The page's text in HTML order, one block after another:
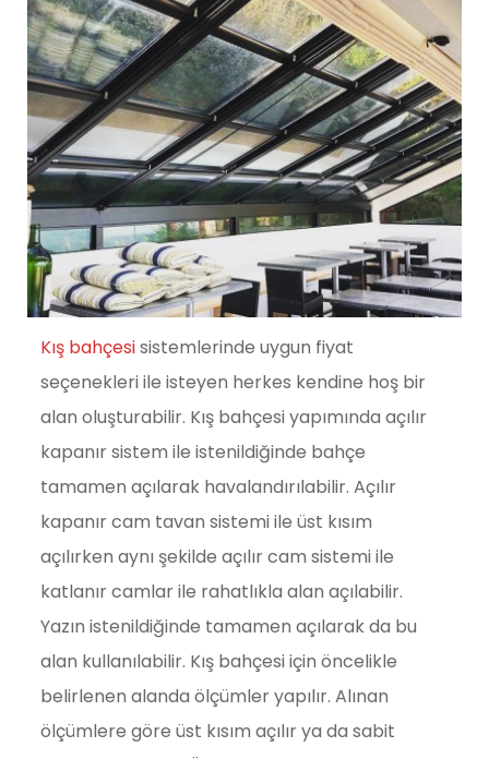
Kış bahçesisistemlerinde uygun fiyat
seçenekleri ile isteyen herkes kendine hoş bir
alan oluşturabilir. Kış bahçesi yapımında açılır
kapanır sistem ile istenildiğinde bahçe
tamamen açılarak havalandırılabilir. Açılır
kapanır cam tavan sistemi ile üst kısım
açılırken aynı şekilde açılır cam sistemi ile
katlanır camlar ile rahatlıkla alan açılabilir.
Yazın istenildiğinde tamamen açılarak da bu
alan kullanılabilir. Kış bahçesi için öncelikle
belirlenen alanda ölçümler yapılır. Alınan
ölçümlere göre üst kısım açılır ya da sabit